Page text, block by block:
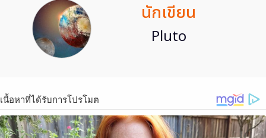
นักเขียน
Pluto
เนื้อหาที่ได้รับการโปรโมต